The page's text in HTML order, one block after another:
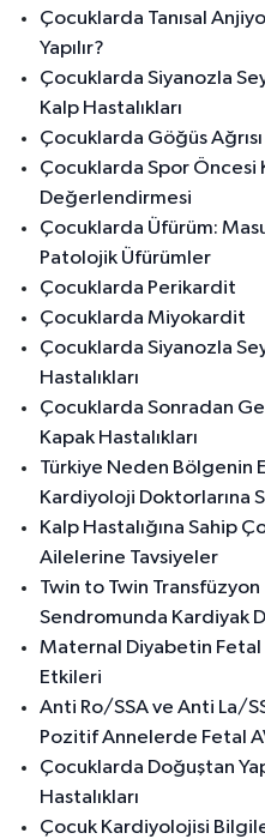
Çocuklarda Tanısal
Yapılır?
Çocuklarda Siyanozla
Kalp Hastalıkları
Çocuklarda Göğüs Ağrısı
Çocuklarda Spor Öncesi
Değerlendirmesi
Çocuklarda Üfürüm:
Patolojik Üfürümler
Çocuklarda Perikardit
Çocuklarda Miyokardit
Çocuklarda Siyanozla
Hastalıkları
Çocuklarda Sonradan
Kapak Hastalıkları
Türkiye Neden Bölgenin
Kardiyoloji Doktorlarına
Kalp Hastalığına Sahip
Ailelerine Tavsiyeler
Twin to Twin Transfüzyon
Sendromunda Kardiyak
Maternal Diyabetin Fetal
Etkileri
Anti Ro/SSA ve Anti La/
Pozitif Annelerde Fetal
Çocuklarda Doğuştan
Hastalıkları
Çocuk Kardiyolojisi